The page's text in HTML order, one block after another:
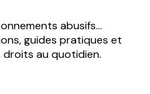
abusifs...
guides pratiques et
au quotidien.